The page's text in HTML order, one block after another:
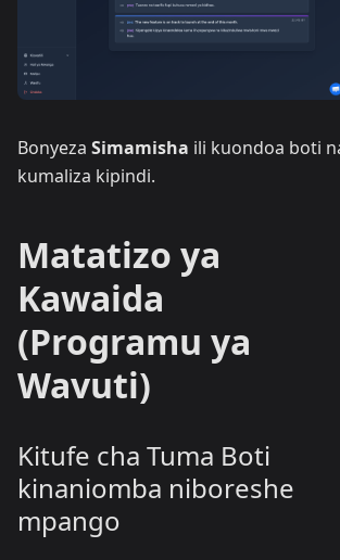
Bonyeza Simamisha ili kuondoa boti
kumaliza kipindi.
Matatizo ya
Kawaida
(Programu ya
Wavuti)
Kitufe cha Tuma Boti
kinaniomba niboreshe
mpango